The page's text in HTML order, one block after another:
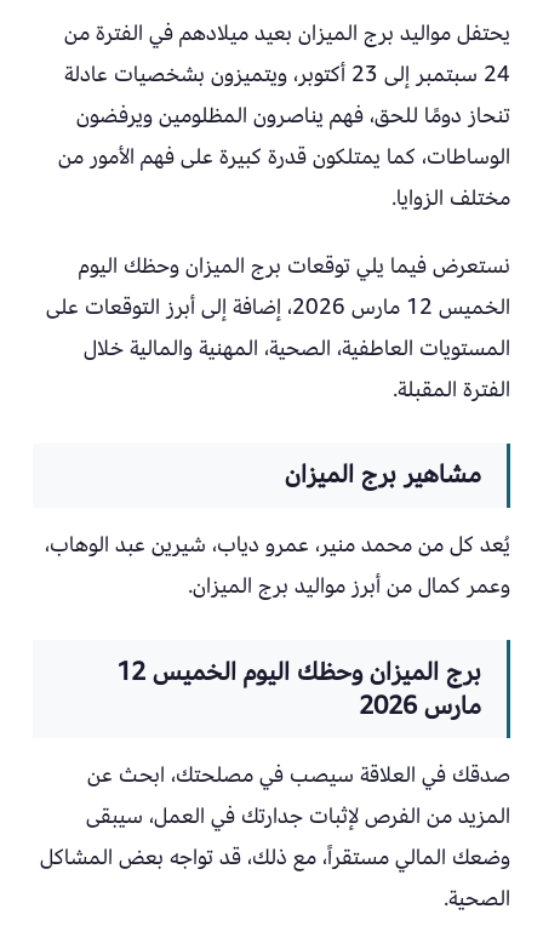
يحتفل مواليد برج الميزان بعيد ميلادهم في الفترة من
24 سبتمبر إلى 23 أكتوبر، ويتميزون بشخصيات عادلة
تنحاز دومًا للحق، فهم يناصرون المظلومين ويرفضون
الوساطات، كما يمتلكون قدرة كبيرة على فهم الأمور من
مختلف الزوايا.
نستعرض فيما يلي توقعات برج الميزان وحظك اليوم
الخميس 12 مارس 2026، إضافة إلى أبرز التوقعات على
المستويات العاطفية، الصحية، المهنية والمالية خلال
الفترة المقبلة.
مشاهير برج الميزان
يُعد كل من محمد منير، عمرو دياب، شيرين عبد الوهاب،
وعمر كمال من أبرز مواليد برج الميزان.
برج الميزان وحظك اليوم الخميس 12
مارس 2026
صدقك في العلاقة سيصب في مصلحتك، ابحث عن
المزيد من الفرص لإثبات جدارتك في العمل، سيبقى
وضعك المالي مستقراً، مع ذلك، قد تواجه بعض المشاكل
الصحية.